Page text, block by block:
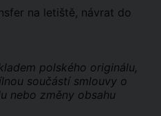
na letiště, návrat do
polského originálu,
součástí smlouvy o
nebo změny obsahu